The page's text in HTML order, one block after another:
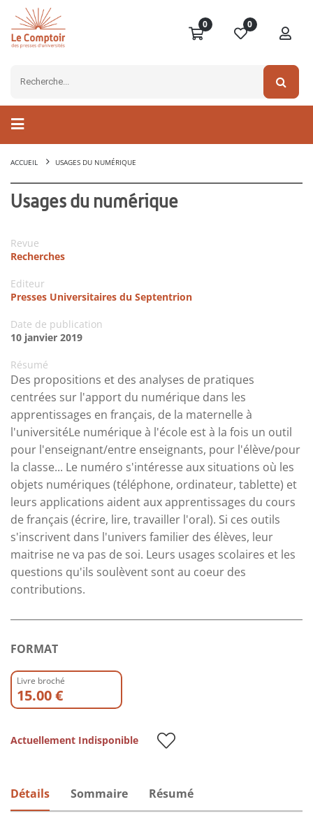
0 0
ACCUEIL USAGES DU NUMÉRIQUE
Usages du numérique
Revue
Recherches
Editeur
Presses Universitaires du Septentrion
Date de publication
10 janvier 2019
Résumé
Des propositions et des analyses de pratiques
centrées sur l'apport du numérique dans les
apprentissages en français, de la maternelle à
l'universitéLe numérique à l'école est à la fois un outil
pour l'enseignant/entre enseignants, pour l'élève/pour
la classe... Le numéro s'intéresse aux situations où les
objets numériques (téléphone, ordinateur, tablette) et
leurs applications aident aux apprentissages du cours
de français (écrire, lire, travailler l'oral). Si ces outils
s'inscrivent dans l'univers familier des élèves, leur
maitrise ne va pas de soi. Leurs usages scolaires et les
questions qu'ils soulèvent sont au coeur des
contributions.
FORMAT
Livre broché
15.00 €
Actuellement Indisponible
Détails Sommaire Résumé